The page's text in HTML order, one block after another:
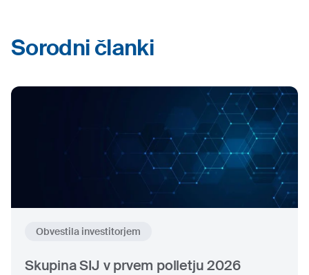
Sorodni članki
Obvestila investitorjem
Skupina SIJ v prvem polletju 2026